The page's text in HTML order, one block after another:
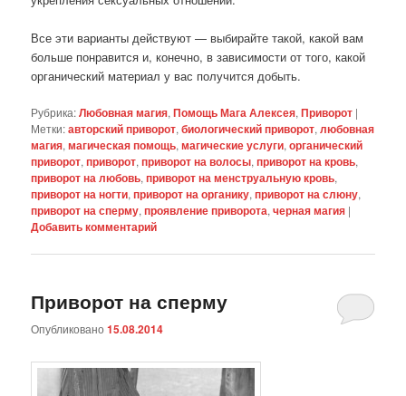
Все эти варианты действуют — выбирайте такой, какой вам
больше понравится и, конечно, в зависимости от того, какой
органический материал у вас получится добыть.
Рубрика:Любовная магия,Помощь Мага Алексея,Приворот |
Метки:авторский приворот,биологический приворот,любовная
магия,магическая помощь,магические услуги,органический
приворот,приворот,приворот на волосы,приворот на кровь,
приворот на любовь,приворот на менструальную кровь,
приворот на ногти,приворот на органику,приворот на слюну,
приворот на сперму,проявление приворота,черная магия |
Добавить комментарий
Приворот на сперму
Опубликовано15.08.2014